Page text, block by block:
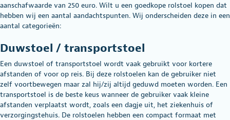
aanschafwaarde van 250 euro. Wilt u een goedkope rolstoel kopen dat
hebben wij een aantal aandachtspunten. Wij onderscheiden deze in een
aantal categorieën:
Duwstoel / transportstoel
Een duwstoel of transportstoel wordt vaak gebruikt voor kortere
afstanden of voor op reis. Bij deze rolstoelen kan de gebruiker niet
zelf voortbewegen maar zal hij/zij altijd geduwd moeten worden. Een
transportstoel is de beste keus wanneer de gebruiker vaak kleine
afstanden verplaatst wordt, zoals een dagje uit, het ziekenhuis of
verzorgingstehuis. De rolstoelen hebben een compact formaat met